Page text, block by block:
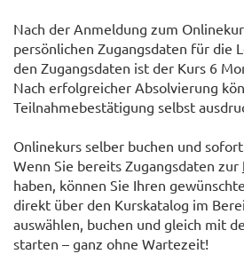
Nach der Anmeldung zum
persönlichen Zugangsdaten für die
den Zugangsdaten ist der Kurs 6
Nach erfolgreicher Absolvierung
Teilnahmebestätigung selbst
Onlinekurs selber buchen und
Wenn Sie bereits Zugangsdaten zur
haben, können Sie Ihren
direkt über den Kurskatalog im
auswählen, buchen und gleich mit
starten – ganz ohne Wartezeit!